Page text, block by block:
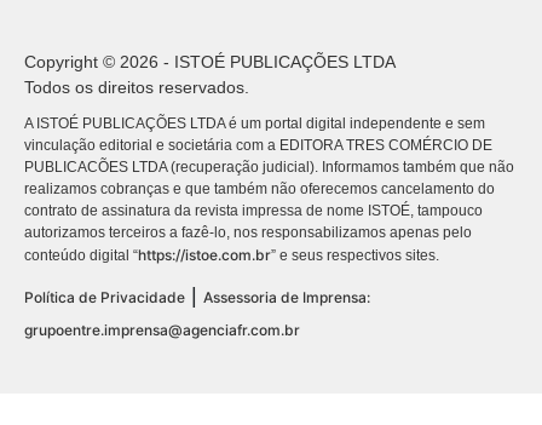
Copyright © 2026 - ISTOÉ PUBLICAÇÕES LTDA
Todos os direitos reservados.
A ISTOÉ PUBLICAÇÕES LTDA é um portal digital independente e sem
vinculação editorial e societária com a EDITORA TRES COMÉRCIO DE
PUBLICACÕES LTDA (recuperação judicial). Informamos também que não
realizamos cobranças e que também não oferecemos cancelamento do
contrato de assinatura da revista impressa de nome ISTOÉ, tampouco
autorizamos terceiros a fazê-lo, nos responsabilizamos apenas pelo
conteúdo digital “https://istoe.com.br” e seus respectivos sites.
Política de Privacidade
Assessoria de Imprensa:
grupoentre.imprensa@agenciafr.com.br